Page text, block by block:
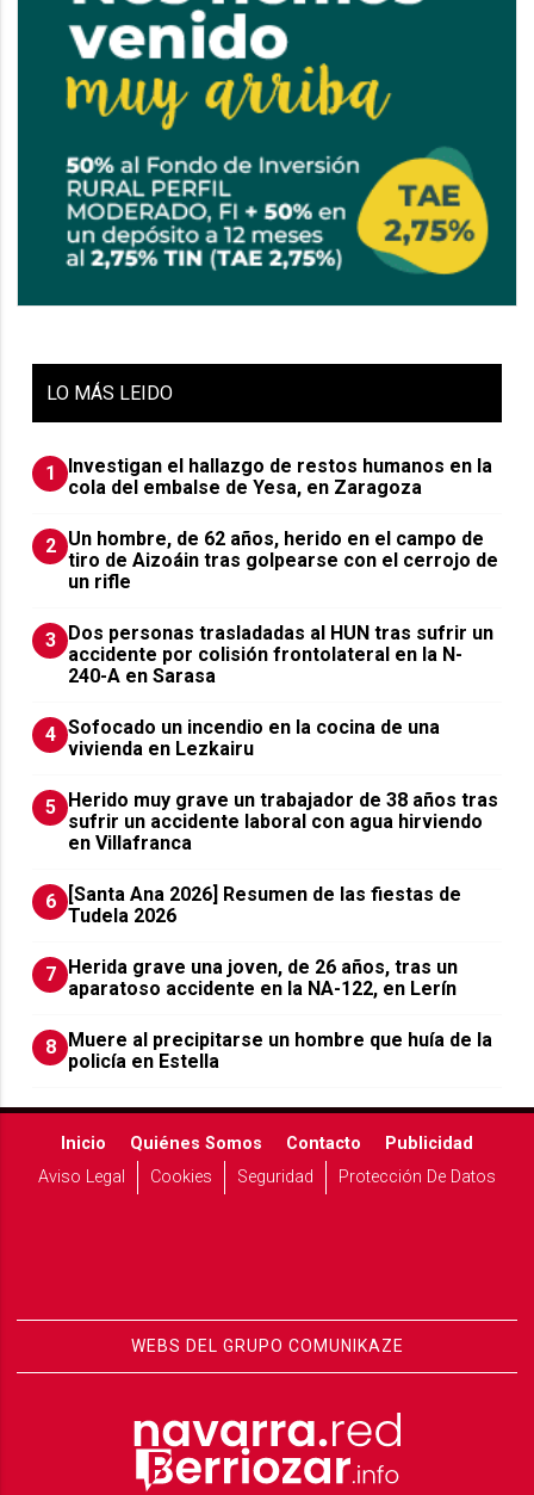
LO MÁS LEIDO
1
Investigan el hallazgo de restos humanos en la
cola del embalse de Yesa, en Zaragoza
2 Un hombre, de 62 años, herido en el campo de
tiro de Aizoáin tras golpearse con el cerrojo de
un rifle
3
​Dos personas trasladadas al HUN tras sufrir un
accidente por colisión frontolateral en la N-
240-A en Sarasa
4 Sofocado un incendio en la cocina de una
vivienda en Lezkairu
5
Herido muy grave un trabajador de 38 años tras
sufrir un accidente laboral con agua hirviendo
en Villafranca
6
[Santa Ana 2026] Resumen de las fiestas de
Tudela 2026
7
Herida grave una joven, de 26 años, tras un
aparatoso accidente en la NA-122, en Lerín
8
Muere al precipitarse un hombre que huía de la
policía en Estella
Inicio Quiénes Somos Contacto
Publicidad
Aviso Legal
Cookies Seguridad Protección De Datos
WEBS DEL GRUPO COMUNIKAZE